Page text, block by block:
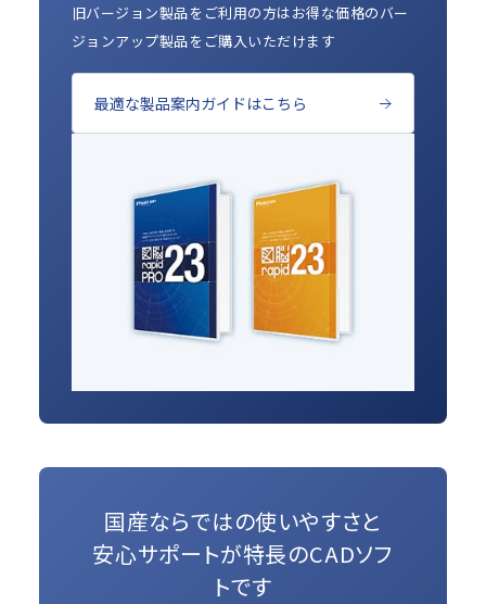
旧バージョン製品をご利用の方はお得な価格のバー
ジョンアップ製品をご購入いただけます
最適な製品案内ガイドはこちら
国産ならではの使いやすさと
安心サポートが特長のCADソフ
トです